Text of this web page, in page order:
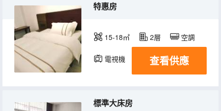
特惠房
15-18㎡ 2層 空調
電視機 查看供應
標準大床房